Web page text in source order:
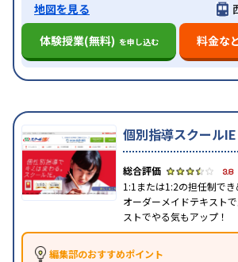
地図を見る
体験授業(無料) を申し込む 料金な
個別指導スクールIE
3.8
1:1または1:2の担任制でき
オーダーメイドテキスト
ストでやる気もアップ！
編集部のおすすめポイント